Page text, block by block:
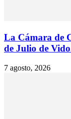
La Cámara de
de Julio de
7 agosto, 2026